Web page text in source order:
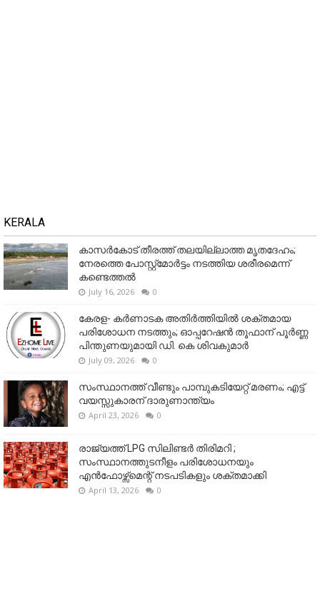
KERALA
കാസർകോട് തീരത്ത് തലയില്ലാത്ത മൃതദേഹം;
നേരത്തെ പോസ്റ്റ്‌മോർട്ടം നടത്തിയ ശരീരമെന്ന്
കണ്ടെത്തൽ
July 16, 2026 0
കേരള- കർണാടക അതിർത്തിയിൽ ശക്തമായ
പരിശോധന നടത്തും; ഓപ്പറേഷൻ തൂഫാന് പൂർണ്ണ
പിന്തുണയുമായി ഡി. കെ ശിവകുമാർ
July 09, 2026 0
സംസ്ഥാനത്ത് വീണ്ടും പാമ്പുകടിയേറ്റ് മരണം; എട്ട്
വയസ്സുകാരന് ദാരുണാന്ത്യം
April 23, 2026 0
രാജ്യത്ത് LPG സിലിണ്ടർ തിരിമറി ;
സംസ്ഥാനത്തുടനീളം പരിശോധനയും
എൻഫോഴ്സ്മെന്റ് നടപടികളും ശക്തമാക്കി
April 13, 2026 0